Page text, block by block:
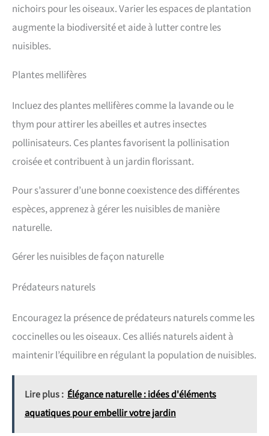
de crémaillère, Thanksgiving, Noël, etc.
nichoirs pour les oiseaux. Varier les espaces de plantation
augmente la biodiversité et aide à lutter contre les
nuisibles.
Plantes mellifères
Incluez des plantes mellifères comme la lavande ou le
thym pour attirer les abeilles et autres insectes
pollinisateurs. Ces plantes favorisent la pollinisation
croisée et contribuent à un jardin florissant.
Pour s’assurer d’une bonne coexistence des différentes
espèces, apprenez à gérer les nuisibles de manière
naturelle.
Gérer les nuisibles de façon naturelle
Prédateurs naturels
Encouragez la présence de prédateurs naturels comme les
coccinelles ou les oiseaux. Ces alliés naturels aident à
maintenir l’équilibre en régulant la population de nuisibles.
Lire plus : Élégance naturelle : idées d'éléments
aquatiques pour embellir votre jardin